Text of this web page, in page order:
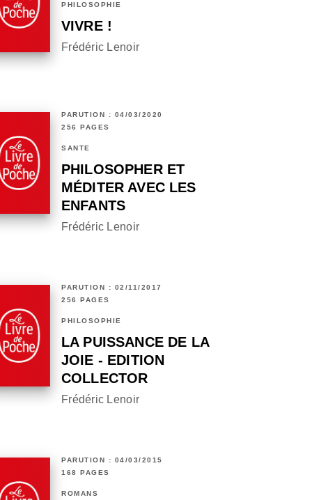
PHILOSOPHIE
VIVRE !
Frédéric Lenoir
PARUTION : 04/03/2020
256 PAGES
SANTÉ
PHILOSOPHER ET
MÉDITER AVEC LES
ENFANTS
Frédéric Lenoir
PARUTION : 02/11/2017
256 PAGES
PHILOSOPHIE
LA PUISSANCE DE LA
JOIE - EDITION
COLLECTOR
Frédéric Lenoir
PARUTION : 04/03/2015
168 PAGES
ROMANS